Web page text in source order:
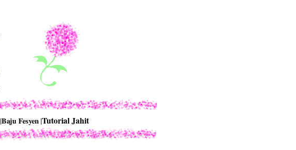
|Baju Fesyen|Tutorial Jahit